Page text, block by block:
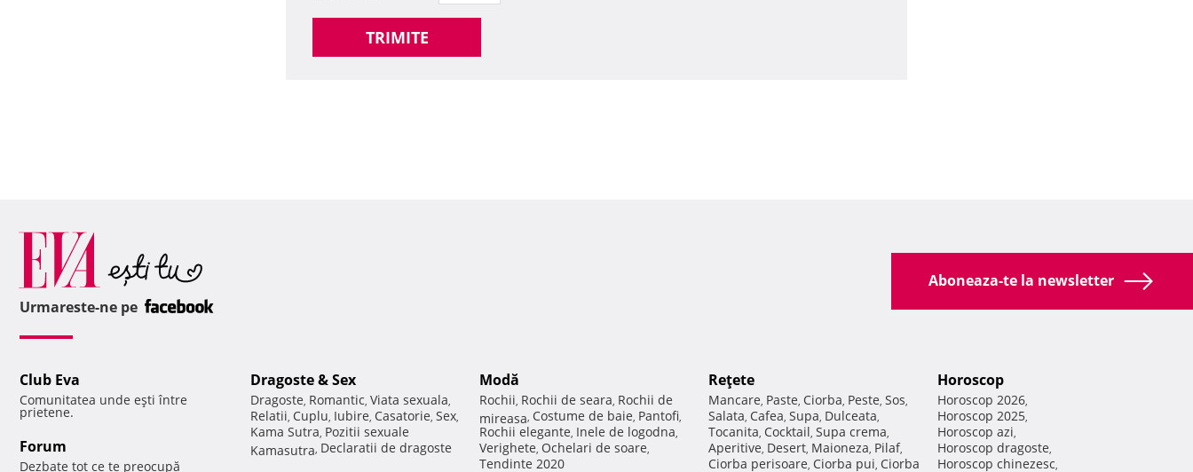
TRIMITE
Aboneaza-te la newsletter
Urmareste-ne pe
Club Eva
Comunitatea unde eşti între
prietene.
Forum
Dezbate tot ce te preocupă
Dragoste & Sex
Dragoste, Romantic, Viata sexuala,
Relatii, Cuplu, Iubire, Casatorie, Sex,
Kama Sutra, Pozitii sexuale
Kamasutra, Declaratii de dragoste
Modă
Rochii, Rochii de seara, Rochii de
mireasa, Costume de baie, Pantofi,
Rochii elegante, Inele de logodna,
Verighete, Ochelari de soare,
Tendinte 2020
Reţete
Mancare, Paste, Ciorba, Peste, Sos,
Salata, Cafea, Supa, Dulceata,
Tocanita, Cocktail, Supa crema,
Aperitive, Desert, Maioneza, Pilaf,
Ciorba perisoare, Ciorba pui, Ciorba
Horoscop
Horoscop 2026,
Horoscop 2025,
Horoscop azi,
Horoscop dragoste,
Horoscop chinezesc,